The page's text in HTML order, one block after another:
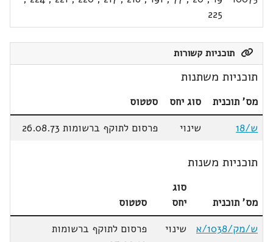
225
תוכניות קשורות
תוכניות משתנות
מס' תוכנית סוג יחס
סטטוס
ש/18
שינוי פרסום לתוקף ברשומות 26.08.73
תוכניות משנות
מס' תוכנית
סוג
יחס
סטטוס
ש/מק/1038/א
שינוי
פרסום לתוקף ברשומות